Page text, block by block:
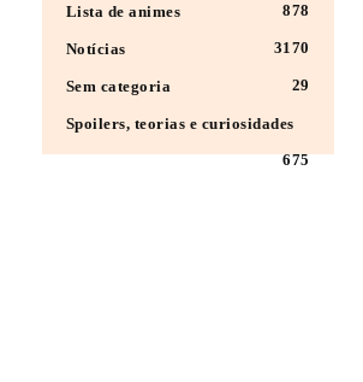
Lista de animes 878
Notícias 3170
Sem categoria 29
Spoilers, teorias e curiosidades
675